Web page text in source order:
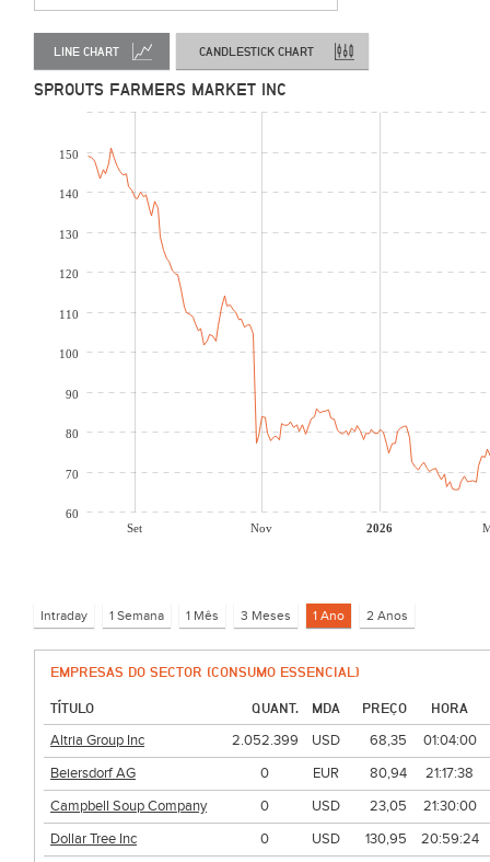
LINE CHART CANDLESTICK CHART
SPROUTS FARMERS MARKET INC
Set Nov 2026
60
70
80
90
100
110
120
130
140
150
EMPRESAS DO SECTOR (CONSUMO ESSENCIAL)
TÍTULO QUANT. MDA PREÇO
HORA
Altria Group Inc
2.052.399 USD 68,35
01:04:00
Beiersdorf AG
0 EUR 80,94
21:17:38
Campbell Soup Company
0 USD 23,05
21:30:00
Dollar Tree Inc
0 USD 130,95
20:59:24